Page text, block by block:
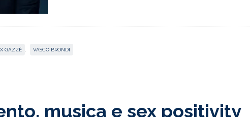
GAZZÈ VASCO BRONDI
musica e sex positivity